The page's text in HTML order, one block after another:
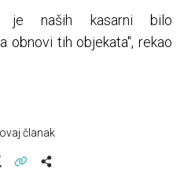
je naših kasarni bilo
obnovi tih objekata", rekao
članak